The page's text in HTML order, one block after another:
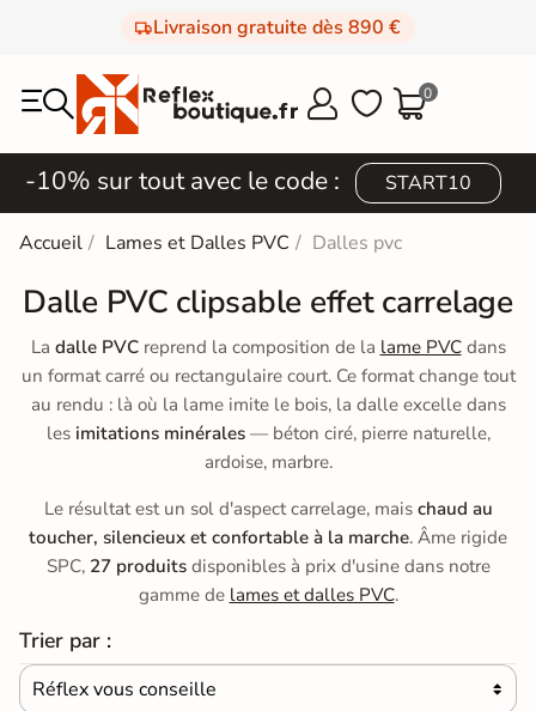
Livraison gratuite dès 890 €
  0
-10% sur tout avec le code : START10
Accueil Lames et Dalles PVC Dalles pvc
Dalle PVC clipsable effet carrelage
La dalle PVCreprend la composition de la lame PVCdans
un format carré ou rectangulaire court. Ce format change tout
au rendu : là où la lame imite le bois, la dalle excelle dans
les imitations minérales— béton ciré, pierre naturelle,
ardoise, marbre.
Le résultat est un sol d'aspect carrelage, mais chaud au
toucher, silencieux et confortable à la marche. Âme rigide
SPC, 27 produitsdisponibles à prix d'usine dans notre
gamme de lames et dalles PVC.
Trier par :
Réflex vous conseille 